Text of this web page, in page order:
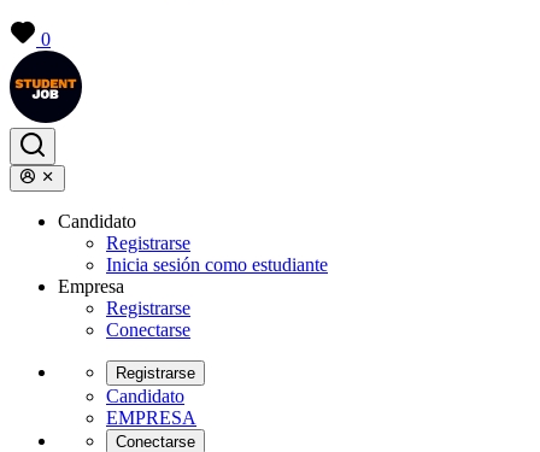
0
Candidato
Registrarse
Inicia sesión como estudiante
Empresa
Registrarse
Conectarse
Registrarse
Candidato
EMPRESA
Conectarse